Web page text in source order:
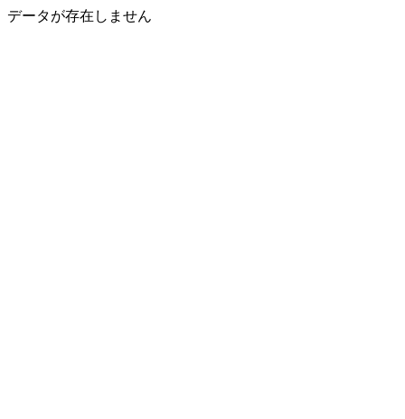
データが存在しません